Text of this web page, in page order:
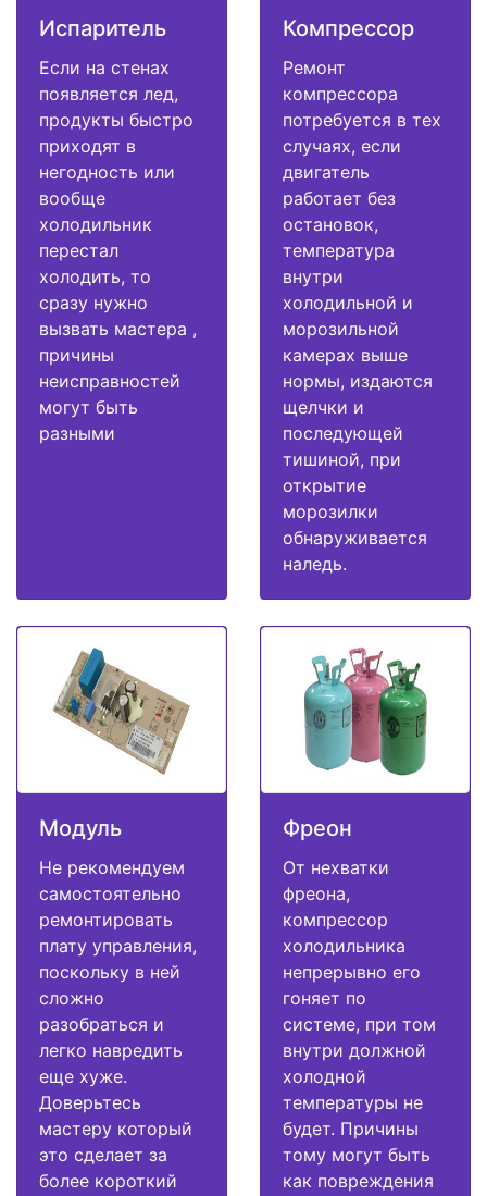
Испаритель
Если на стенах
появляется лед,
продукты быстро
приходят в
негодность или
вообще
холодильник
перестал
холодить, то
сразу нужно
вызвать мастера ,
причины
неисправностей
могут быть
разными
Компрессор
Ремонт
компрессора
потребуется в тех
случаях, если
двигатель
работает без
остановок,
температура
внутри
холодильной и
морозильной
камерах выше
нормы, издаются
щелчки и
последующей
тишиной, при
открытие
морозилки
обнаруживается
наледь.
Модуль
Не рекомендуем
самостоятельно
ремонтировать
плату управления,
поскольку в ней
сложно
разобраться и
легко навредить
еще хуже.
Доверьтесь
мастеру который
это сделает за
более короткий
Фреон
От нехватки
фреона,
компрессор
холодильника
непрерывно его
гоняет по
системе, при том
внутри должной
холодной
температуры не
будет. Причины
тому могут быть
как повреждения